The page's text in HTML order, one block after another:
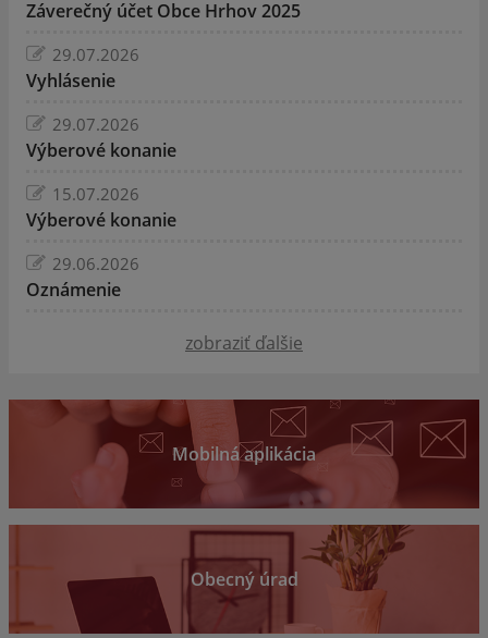
Záverečný účet Obce Hrhov 2025
29.07.2026
Vyhlásenie
29.07.2026
Výberové konanie
15.07.2026
Výberové konanie
29.06.2026
Oznámenie
zobraziť ďalšie
Mobilná aplikácia
Obecný úrad